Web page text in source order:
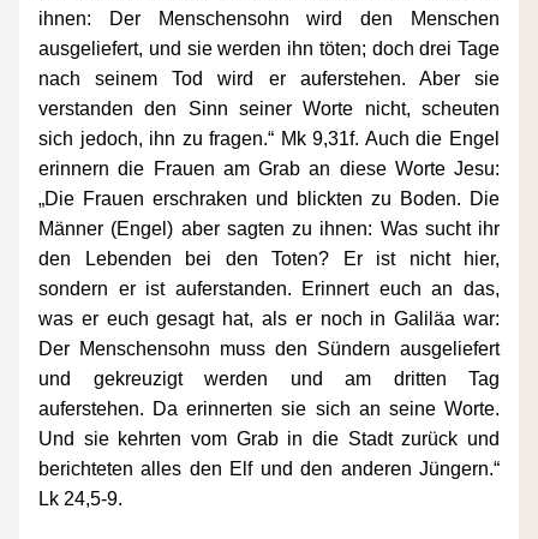
ihnen: Der Menschensohn wird den Menschen
ausgeliefert, und sie werden ihn töten; doch drei Tage
nach seinem Tod wird er auferstehen. Aber sie
verstanden den Sinn seiner Worte nicht, scheuten
sich jedoch, ihn zu fragen.“ Mk 9,31f. Auch die Engel
erinnern die Frauen am Grab an diese Worte Jesu:
„Die Frauen erschraken und blickten zu Boden. Die
Männer (Engel) aber sagten zu ihnen: Was sucht ihr
den Lebenden bei den Toten? Er ist nicht hier,
sondern er ist auferstanden. Erinnert euch an das,
was er euch gesagt hat, als er noch in Galiläa war:
Der Menschensohn muss den Sündern ausgeliefert
und gekreuzigt werden und am dritten Tag
auferstehen. Da erinnerten sie sich an seine Worte.
Und sie kehrten vom Grab in die Stadt zurück und
berichteten alles den Elf und den anderen Jüngern.“
Lk 24,5-9.